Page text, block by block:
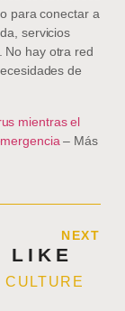
para conectar a
servicios
No hay otra red
de
mientras el
– Más
NEXT
LIKE
CULTURE